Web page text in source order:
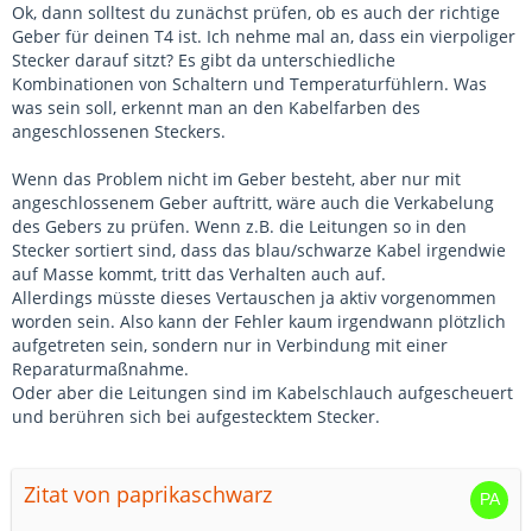
Ok, dann solltest du zunächst prüfen, ob es auch der richtige
Geber für deinen T4 ist. Ich nehme mal an, dass ein vierpoliger
Stecker darauf sitzt? Es gibt da unterschiedliche
Kombinationen von Schaltern und Temperaturfühlern. Was
was sein soll, erkennt man an den Kabelfarben des
angeschlossenen Steckers.
Wenn das Problem nicht im Geber besteht, aber nur mit
angeschlossenem Geber auftritt, wäre auch die Verkabelung
des Gebers zu prüfen. Wenn z.B. die Leitungen so in den
Stecker sortiert sind, dass das blau/schwarze Kabel irgendwie
auf Masse kommt, tritt das Verhalten auch auf.
Allerdings müsste dieses Vertauschen ja aktiv vorgenommen
worden sein. Also kann der Fehler kaum irgendwann plötzlich
aufgetreten sein, sondern nur in Verbindung mit einer
Reparaturmaßnahme.
Oder aber die Leitungen sind im Kabelschlauch aufgescheuert
und berühren sich bei aufgestecktem Stecker.
Zitat von paprikaschwarz